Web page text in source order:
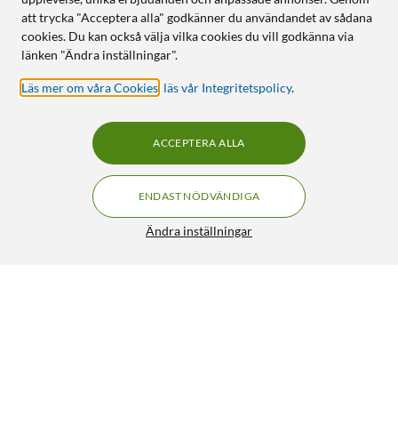
att trycka "Acceptera alla" godkänner du användandet av sådana
cookies. Du kan också välja vilka cookies du vill godkänna via
länken "Ändra inställningar".
Läs mer om våra Cookies läs vår Integritetspolicy.
Ändra inställningar
ENDAST NÖDVÄNDIGA
ACCEPTERA ALLA